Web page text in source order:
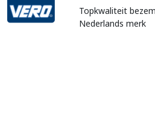
Topkwaliteit
Nederlands merk